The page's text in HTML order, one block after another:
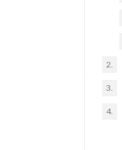
2.
3.
4.